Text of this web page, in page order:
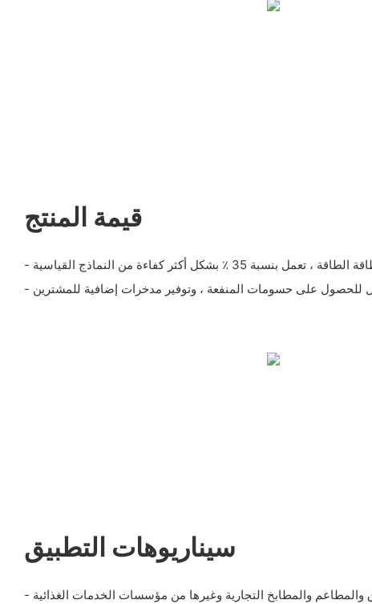
قيمة المنتج
بنسبة 35 ٪ بشكل أكثر كفاءة من النماذج القياسية
للحصول على حسومات المنفعة ، وتوفير مدخرات إضافية للمشترين
سيناريوهات التطبيق
والمطاعم والمطابخ التجارية وغيرها من مؤسسات الخدمات الغذائية